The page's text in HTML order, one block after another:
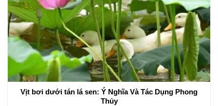
Vịt bơi dưới tán lá sen: Ý Nghĩa Và Tác Dụng Phong
Thủy